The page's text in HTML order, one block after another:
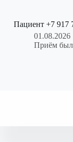
Пациент +7
01.08.2026
Приём